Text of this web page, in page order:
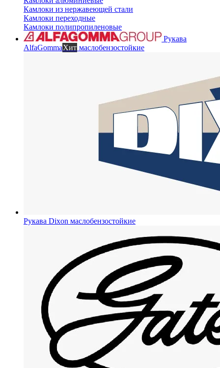
Камлоки из нержавеющей стали
Камлоки переходные
Камлоки полипропиленовые
Рукава
AlfaGommaХит маслобензостойкие
Рукава Dixon маслобензостойкие